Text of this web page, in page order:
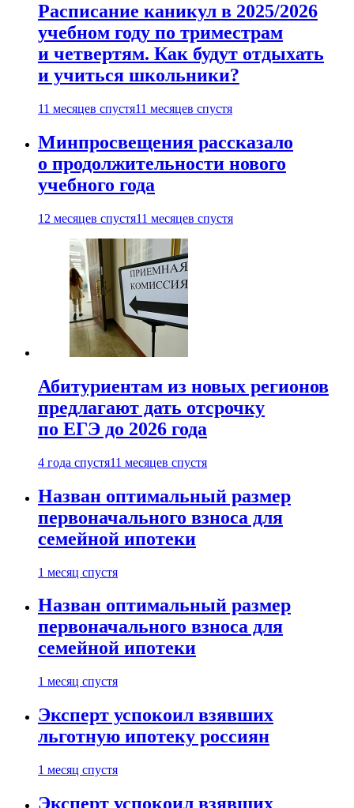
Расписание каникул в 2025/2026
учебном году по триместрам
и четвертям. Как будут отдыхать
и учиться школьники?
11 месяцев спустя11 месяцев спустя
Минпросвещения рассказало
о продолжительности нового
учебного года
12 месяцев спустя11 месяцев спустя
Абитуриентам из новых регионов
предлагают дать отсрочку
по ЕГЭ до 2026 года
4 года спустя11 месяцев спустя
Назван оптимальный размер
первоначального взноса для
семейной ипотеки
1 месяц спустя
Назван оптимальный размер
первоначального взноса для
семейной ипотеки
1 месяц спустя
Эксперт успокоил взявших
льготную ипотеку россиян
1 месяц спустя
Эксперт успокоил взявших